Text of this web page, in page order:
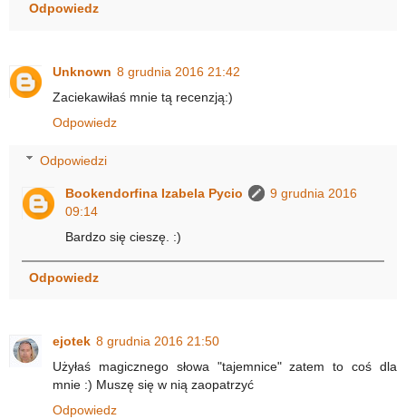
Odpowiedz
Unknown 8 grudnia 2016 21:42
Zaciekawiłaś mnie tą recenzją:)
Odpowiedz
Odpowiedzi
Bookendorfina Izabela Pycio
9 grudnia 2016
09:14
Bardzo się cieszę. :)
Odpowiedz
ejotek 8 grudnia 2016 21:50
Użyłaś magicznego słowa "tajemnice" zatem to coś dla
mnie :) Muszę się w nią zaopatrzyć
Odpowiedz